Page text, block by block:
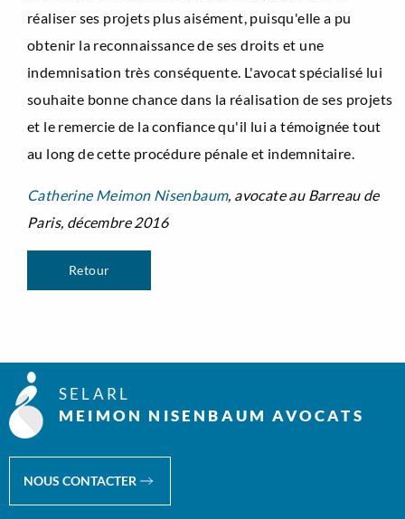
réaliser ses projets plus aisément, puisqu'elle a pu
obtenir la reconnaissance de ses droits et une
indemnisation très conséquente. L'avocat spécialisé lui
souhaite bonne chance dans la réalisation de ses projets
et le remercie de la confiance qu'il lui a témoignée tout
au long de cette procédure pénale et indemnitaire.
Catherine Meimon Nisenbaum, avocate au Barreau de
Paris, décembre 2016
Retour
SELARL
MEIMON NISENBAUM AVOCATS
NOUS CONTACTER